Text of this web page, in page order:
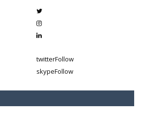
twitterFollow
skypeFollow